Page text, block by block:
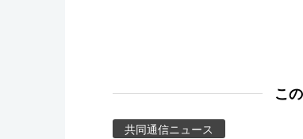
こ
共同通信ニュース